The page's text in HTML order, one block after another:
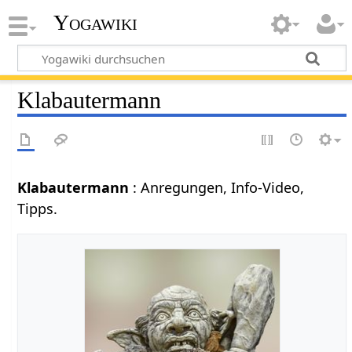
Yogawiki
Klabautermann
Klabautermann : Anregungen, Info-Video,
Tipps.